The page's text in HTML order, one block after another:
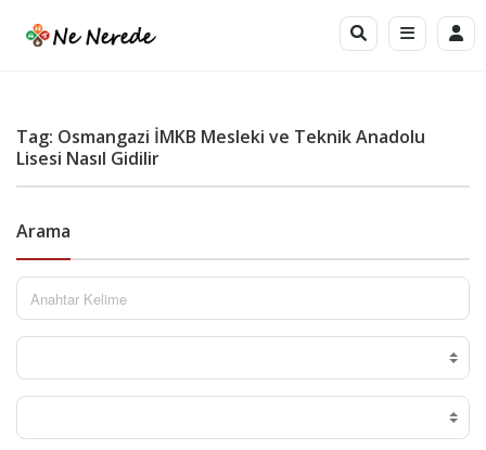
Tag: Osmangazi İMKB Mesleki ve Teknik Anadolu
Lisesi Nasıl Gidilir
Arama